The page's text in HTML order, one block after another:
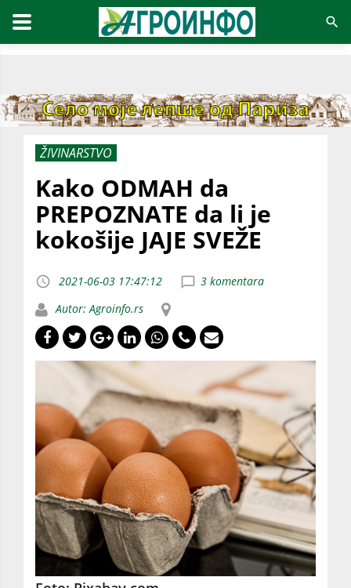
ŽIVINARSTVO
Kako ODMAH da
PREPOZNATE da li je
kokošije JAJE SVEŽE
2021-06-03 17:47:12
3 komentara
Autor: Agroinfo.rs